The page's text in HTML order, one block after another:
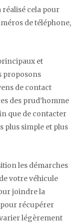
cela pour
de téléphone,
et
proposons
de contact
des prud’homme
que de contacter
plus simple et plus
les démarches
votre véhicule
joindre la
récupérer
légèrement